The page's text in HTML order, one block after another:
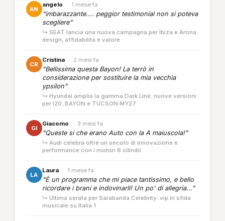
AN
angelo · 1 mese fa
“imbarazzante.... peggior testimonial non si poteva
scegliere”
↳ SEAT lancia una nuova campagna per Ibiza e Arona:
design, affidabilità e valore
CR
Cristina · 2 mesi fa
“Bellissima questa Bayon! La terrò in
considerazione per sostituire la mia vecchia
ypsilon”
↳ Hyundai amplia la gamma Dark Line: nuove versioni
per i20, BAYON e TUCSON MY27
GI
Giacomo · 3 mesi fa
“Queste si che erano Auto con la A maiuscola!”
↳ Audi celebra oltre un secolo di innovazione e
performance con i motori 6 cilindri
LA
Laura · 1 mese fa
“È un programma che mi piace tantissimo, e bello
ricordare i brani e indovinarli! Un po' di allegria...”
↳ Ultima serata per Sarabanda Celebrity: vip in sfida
musicale su Italia 1